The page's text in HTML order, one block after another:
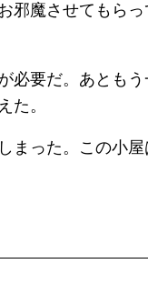
邪魔させてもら
必要だ。あとも
た。
まった。この小